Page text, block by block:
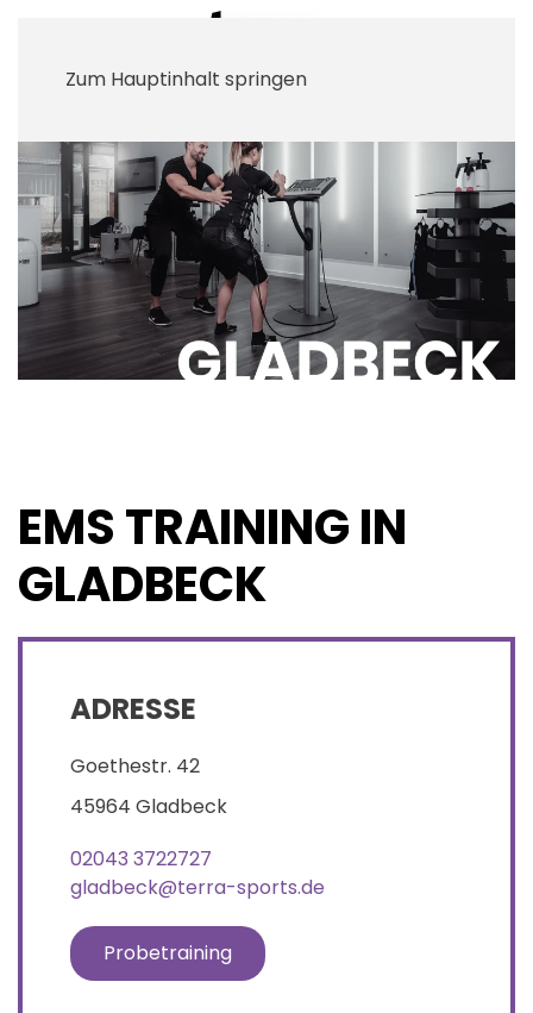
Zum Hauptinhalt springen
EMS TRAINING IN
GLADBECK
ADRESSE
Goethestr. 42
45964 Gladbeck
02043 3722727
gladbeck@terra-sports.de
Probetraining